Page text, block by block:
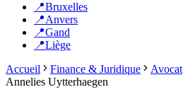
📍Bruxelles
📍Anvers
📍Gand
📍Liège
Accueil
Finance & Juridique Avocat
Annelies Uytterhaegen